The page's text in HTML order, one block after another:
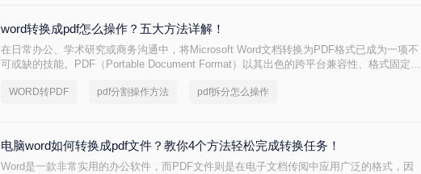
word转换成pdf怎么操作？五大方法详解！
在日常办公、学术研究或商务沟通中，将Microsoft Word文档转换为PDF格式已成为一项不
可或缺的技能。PDF（Portable Document Format）以其出色的跨平台兼容性、格式固定性
一个高质量的PDF文件能确保在任何设备上呈现的效果都与您的初衷一致。尽管Word转
WORD转PDF pdf分割操作方法 pdf拆分怎么操作
电脑word如何转换成pdf文件？教你4个方法轻松完成转换任务！
Word是一款非常实用的办公软件，而PDF文件则是在电子文档传阅中应用广泛的格式，因